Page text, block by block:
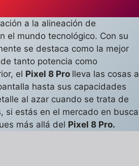
a la alineación de
el mundo tecnológico. Con su
se destaca como la mejor
tanto potencia como
el Pixel 8 Pro lleva las cosas a
hasta sus capacidades
al azar cuando se trata de
si estás en el mercado en busca
más allá del Pixel 8 Pro.